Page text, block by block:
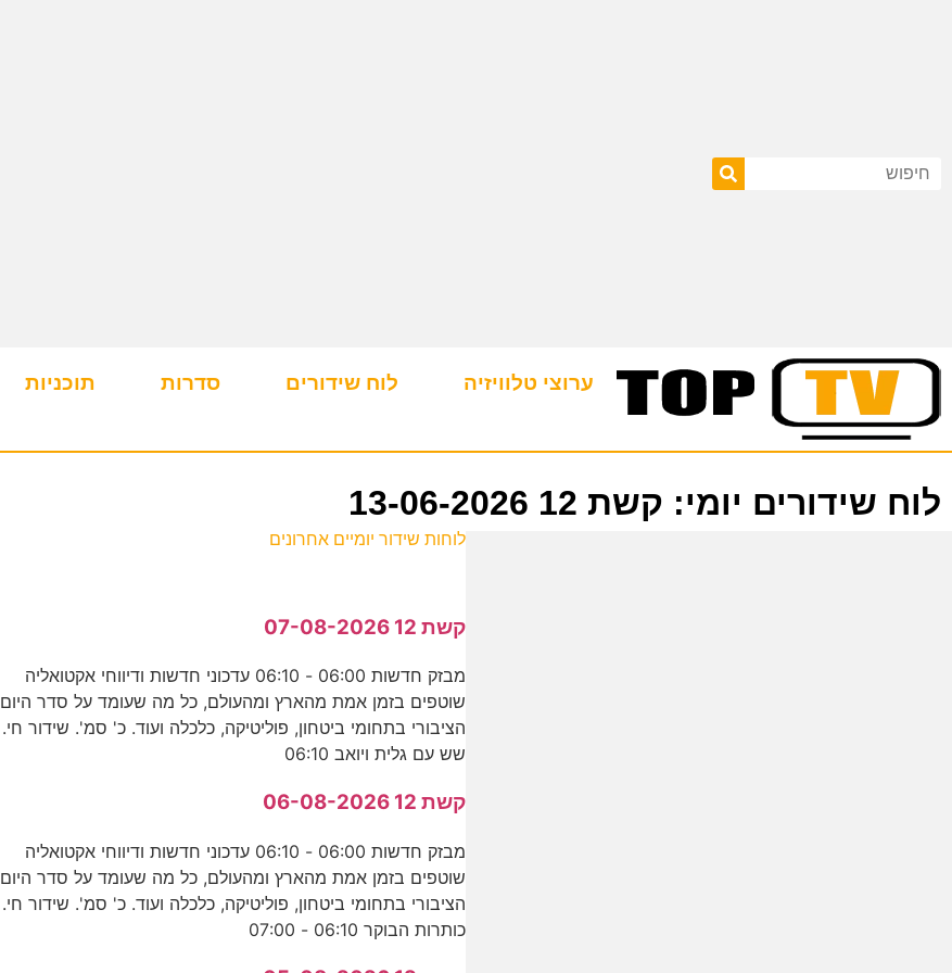
ערוצי טלוויזיה לוח שידורים סדרות תוכניות
לוח שידורים יומי: קשת 12 13-06-2026
לוחות שידור יומיים אחרונים
קשת 12 07-08-2026
מבזק חדשות 06:00 - 06:10 עדכוני חדשות ודיווחי אקטואליה
שוטפים בזמן אמת מהארץ ומהעולם, כל מה שעומד על סדר היום
הציבורי בתחומי ביטחון, פוליטיקה, כלכלה ועוד. כ' סמ'. שידור חי.
שש עם גלית ויואב 06:10
קשת 12 06-08-2026
מבזק חדשות 06:00 - 06:10 עדכוני חדשות ודיווחי אקטואליה
שוטפים בזמן אמת מהארץ ומהעולם, כל מה שעומד על סדר היום
הציבורי בתחומי ביטחון, פוליטיקה, כלכלה ועוד. כ' סמ'. שידור חי.
כותרות הבוקר 06:10 - 07:00